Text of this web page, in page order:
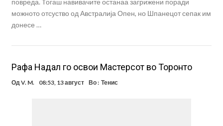
повреда. Тогаш навивачите останаа загрижени поради
можното отсуство од Австралија Опен, но Шпанецот сепак им
донесе …
Рафа Надал го освои Мастерсот во Торонто
ОдV. M. 08:53, 13 август Во : Тенис